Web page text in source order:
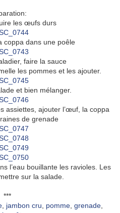
les œufs durs
dans une poêle
faire la sauce
les pommes et les ajouter.
et bien mélanger.
ajouter l’œuf, la coppa
de grenade
bouillante les ravioles. Les
sur la salade.
***
jambon cru pomme grenade